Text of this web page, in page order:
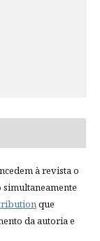
à revista o
que
da autoria e